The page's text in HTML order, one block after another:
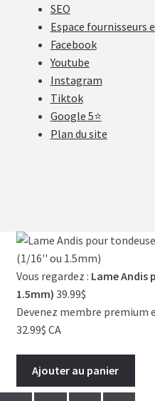
SEO
Espace fournisseurs
Facebook
Youtube
Instagram
Tiktok
Google 5⭐
Plan du site
Vous regardez : Lame Andis
1.5mm) 39.99$
Devenez membre premium
32.99$ CA
Ajouter au panier